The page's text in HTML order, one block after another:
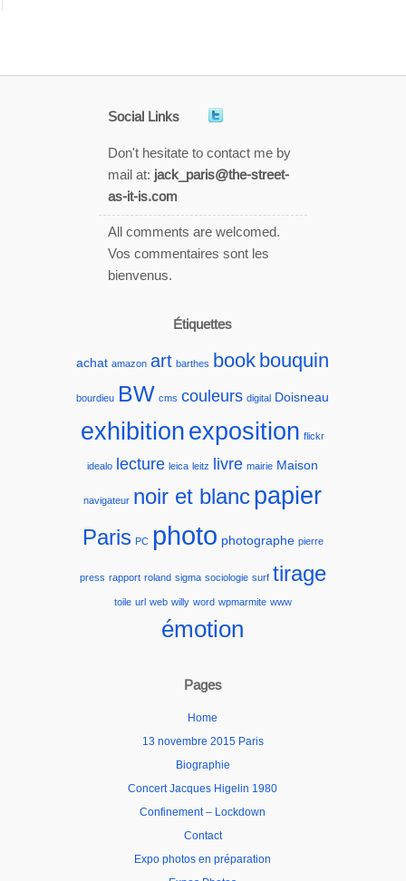
Social Links
Don't hesitate to contact me by
mail at: jack_paris@the-street-
as-it-is.com
All comments are welcomed.
Vos commentaires sont les
bienvenus.
Étiquettes
achat amazon art barthes book bouquin
bourdieu BW cms couleurs digital Doisneau
exhibition exposition flickr
idealo lecture leica leitz livre mairie Maison
navigateur noir et blancpapier
Paris PC photo photographe pierre
press rapport roland sigma sociologie surf tirage
toile url web willy word wpmarmite www
émotion
Pages
Home
13 novembre 2015 Paris
Biographie
Concert Jacques Higelin 1980
Confinement – Lockdown
Contact
Expo photos en préparation